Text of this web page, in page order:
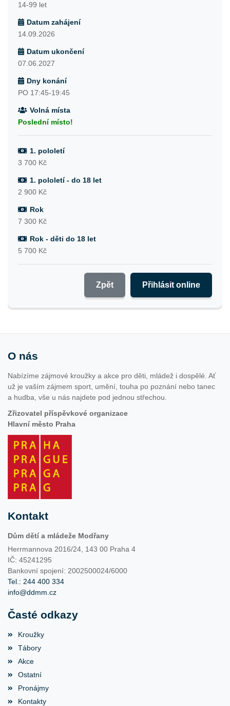
14-99 let
Datum zahájení
14.09.2026
Datum ukončení
07.06.2027
Dny konání
PO 17:45-19:45
Volná místa
Poslední místo!
1. pololetí
3 700 Kč
1. pololetí - do 18 let
2 900 Kč
Rok
7 300 Kč
Rok - děti do 18 let
5 700 Kč
Přihlásit online
Zpět
O nás
Nabízíme zájmové kroužky a akce pro děti, mládež i dospělé. Ať
už je vaším zájmem sport, umění, touha po poznání nebo tanec
a hudba, vše u nás najdete pod jednou střechou.
Zřizovatel příspěvkové organizace
Hlavní město Praha
Kontakt
Dům dětí a mládeže Modřany
Herrmannova 2016/24, 143 00 Praha 4
IČ: 45241295
Bankovní spojení: 2002500024/6000
Tel.: 244 400 334
info@ddmm.cz
Časté odkazy
Kroužky
Tábory
Akce
Ostatní
Pronájmy
Kontakty